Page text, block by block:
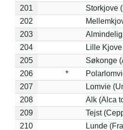
201
Storkjove
202
203
204
Lille
205
Søkonge
206
*
207
Lomvie
208
Alk (Alca
209
Tejst
210
Lunde